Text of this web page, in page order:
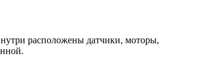
расположены датчики, моторы,